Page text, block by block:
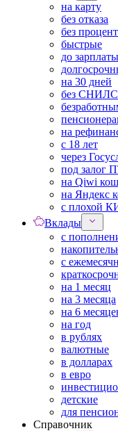
на карту
без отказа
без
быстрые
до зарплаты
на 30 дней
без СНИЛС
на
с 18 лет
через
под залог
на Qiwi
на Яндекс
с плохой
Вклады
с
с
на 1 месяц
на 3 месяца
на 6
на год
в рублях
валютные
в долларах
в евро
детские
для
Справочник